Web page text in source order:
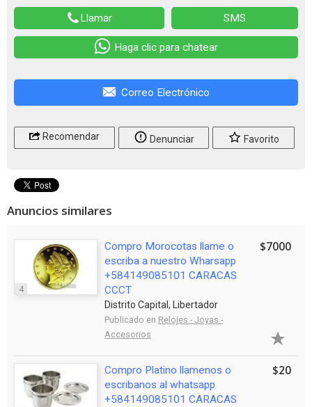
Llamar SMS
Haga clic para chatear
Correo Electrónico
Recomendar Denunciar Favorito
Anuncios similares
4
Compro Morocotas llame o
escriba a nuestro Wharsapp
+584149085101 CARACAS
CCCT
Distrito Capital, Libertador
Publicado en Relojes - Joyas -
Accesorios
$7000
Compro Platino llamenos o
escribanos al whatsapp
+584149085101 CARACAS
$20